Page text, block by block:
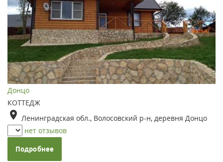
Донцо
КОТТЕДЖ
Ленинградская обл., Волосовский р-н, деревня Донцо
нет отзывов
Подробнее